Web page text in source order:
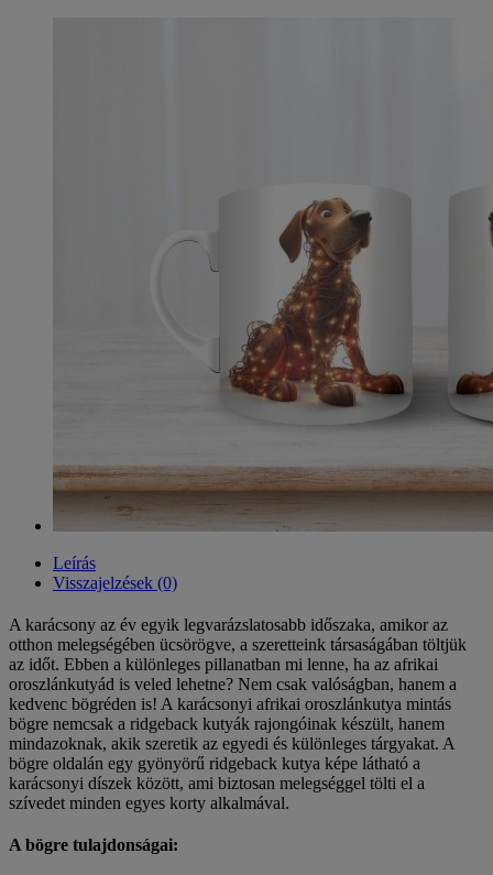
Leírás
Visszajelzések (0)
A karácsony az év egyik legvarázslatosabb időszaka, amikor az
otthon melegségében ücsörögve, a szeretteink társaságában töltjük
az időt. Ebben a különleges pillanatban mi lenne, ha az afrikai
oroszlánkutyád is veled lehetne? Nem csak valóságban, hanem a
kedvenc bögréden is! A karácsonyi afrikai oroszlánkutya mintás
bögre nemcsak a ridgeback kutyák rajongóinak készült, hanem
mindazoknak, akik szeretik az egyedi és különleges tárgyakat. A
bögre oldalán egy gyönyörű ridgeback kutya képe látható a
karácsonyi díszek között, ami biztosan melegséggel tölti el a
szívedet minden egyes korty alkalmával.
A bögre tulajdonságai: